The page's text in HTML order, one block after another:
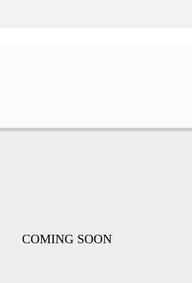
COMING SOON